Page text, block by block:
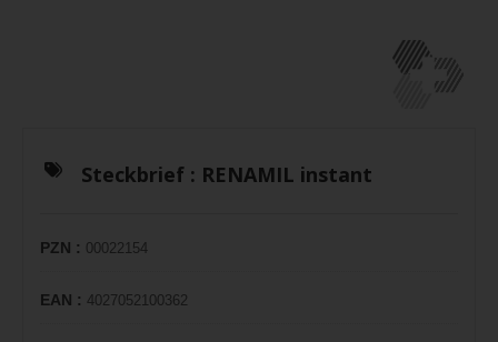
Steckbrief : RENAMIL instant
PZN : 00022154
EAN : 4027052100362